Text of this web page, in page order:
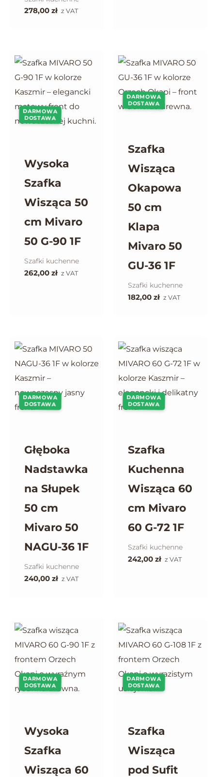
278,00 zł z VAT
DARMOWA
DOSTAWA
Wysoka
Szafka
Wisząca 50
cm Mivaro
50 G-90 1F
Szafki kuchenne
262,00 zł z VAT
DARMOWA
DOSTAWA
Szafka
Wisząca
Okapowa
50 cm
Klapa
Mivaro 50
GU-36 1F
Szafki kuchenne
182,00 zł z VAT
DARMOWA
DOSTAWA
Głęboka
Nadstawka
na Słupek
50 cm
Mivaro 50
NAGU-36 1F
Szafki kuchenne
240,00 zł z VAT
DARMOWA
DOSTAWA
Szafka
Kuchenna
Wisząca 60
cm Mivaro
60 G-72 1F
Szafki kuchenne
242,00 zł z VAT
DARMOWA
DOSTAWA
Wysoka
Szafka
Wisząca 60
DARMOWA
DOSTAWA
Szafka
Wisząca
pod Sufit